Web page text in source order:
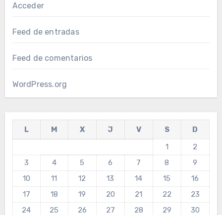
Acceder
Feed de entradas
Feed de comentarios
WordPress.org
L M X J V S
D
1
2
3
4 5 6 7 8
9
10
11 12 13 14 15
16
17
18 19 20 21 22
23
24
25 26 27 28 29
30